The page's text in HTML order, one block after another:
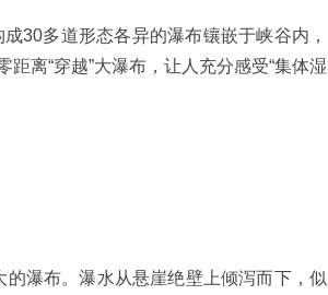
30多道形态各异的瀑布镶嵌于峡谷内，
离“穿越”大瀑布，让人充分感受“集体湿
瀑布。瀑水从悬崖绝壁上倾泻而下，似